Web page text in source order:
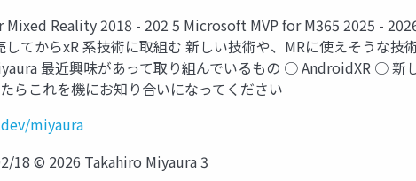
Reality 2018 - 202 5 Microsoft MVP for M365 2025 -
てからxR 系技術に取組む 新しい技術や、MRに使えそうな技
最近興味があって取り組んでいるもの ○ AndroidXR ○ 新
これを機にお知り合いになってください
miyaura
18 © 2026 Takahiro Miyaura 3